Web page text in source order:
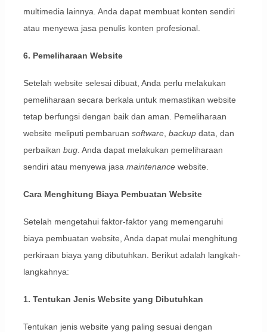
multimedia lainnya. Anda dapat membuat konten sendiri
atau menyewa jasa penulis konten profesional.
6. Pemeliharaan Website
Setelah website selesai dibuat, Anda perlu melakukan
pemeliharaan secara berkala untuk memastikan website
tetap berfungsi dengan baik dan aman. Pemeliharaan
website meliputi pembaruan software, backupdata, dan
perbaikan bug. Anda dapat melakukan pemeliharaan
sendiri atau menyewa jasa maintenancewebsite.
Cara Menghitung Biaya Pembuatan Website
Setelah mengetahui faktor-faktor yang memengaruhi
biaya pembuatan website, Anda dapat mulai menghitung
perkiraan biaya yang dibutuhkan. Berikut adalah langkah-
langkahnya:
1. Tentukan Jenis Website yang Dibutuhkan
Tentukan jenis website yang paling sesuai dengan